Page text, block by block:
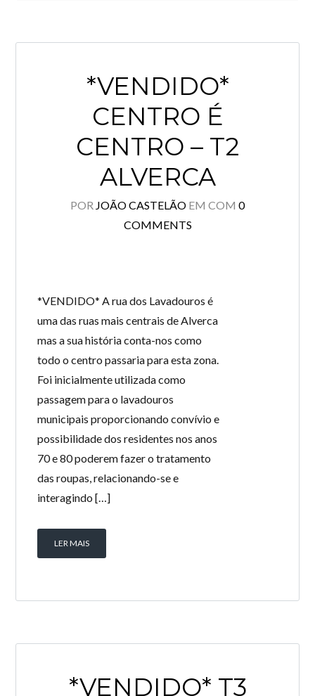
*VENDIDO*
CENTRO É
CENTRO – T2
ALVERCA
POR JOÃO CASTELÃO EM COM 0
COMMENTS
*VENDIDO* A rua dos Lavadouros é
uma das ruas mais centrais de Alverca
mas a sua história conta-nos como
todo o centro passaria para esta zona.
Foi inicialmente utilizada como
passagem para o lavadouros
municipais proporcionando convívio e
possibilidade dos residentes nos anos
70 e 80 poderem fazer o tratamento
das roupas, relacionando-se e
interagindo […]
LER MAIS
*VENDIDO* T3